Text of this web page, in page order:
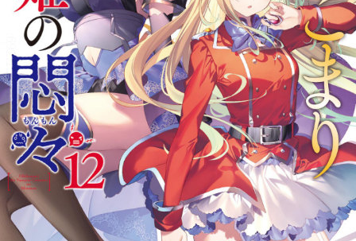
この作品の書誌情報を表示します。
本文検索
本文内から文字を検索します。
リーダー設定
文字サイズ、エフェクトの変更などを行います。